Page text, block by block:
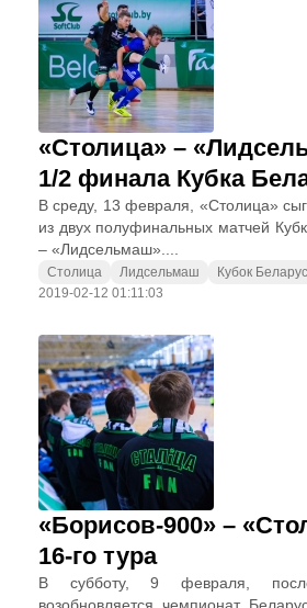
«Столица» –
1/2 финала Кубка
В среду, 13 февраля, «Столица»
из двух полуфинальных матчей
– «Лидсельмаш»....
Столица Лидсельмаш Кубок
2019-02-12 01:11:03
«Борисов-900» –
16-го тура
В субботу, 9 февраля,